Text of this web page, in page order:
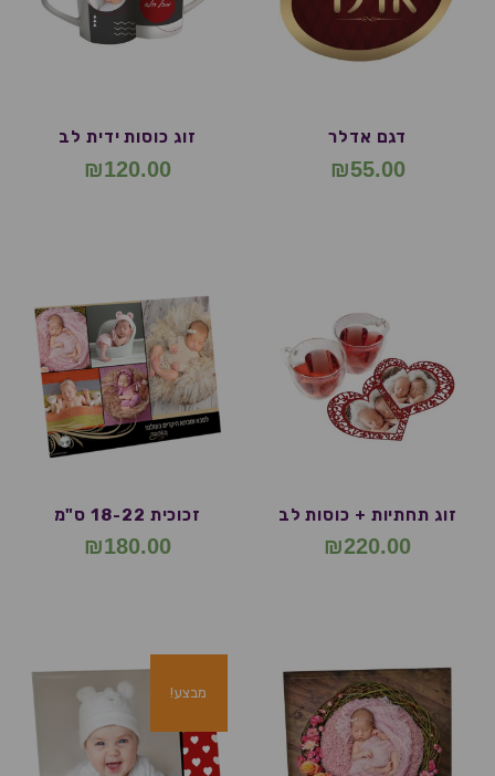
דגם אדלר
₪55.00
זוג כוסות ידית לב
₪120.00
זוג תחתיות + כוסות לב
₪220.00
זכוכית 18-22 ס"מ
₪180.00
מבצע!